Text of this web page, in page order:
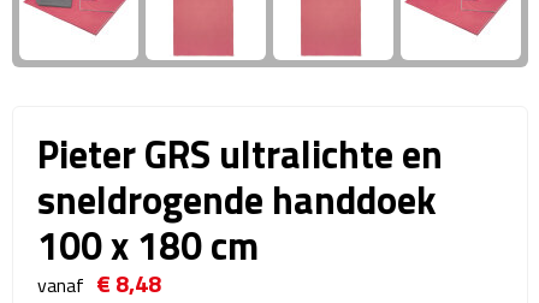
Trolleys
Reistassensets
Weekendtassen
Duffeltassen
Pieter GRS ultralichte en
sneldrogende handdoek
100 x 180 cm
vanaf € 8,48